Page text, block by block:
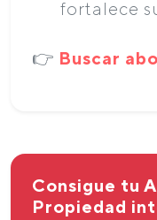
fortalece
👉 Buscar
Consigue tu
Propiedad